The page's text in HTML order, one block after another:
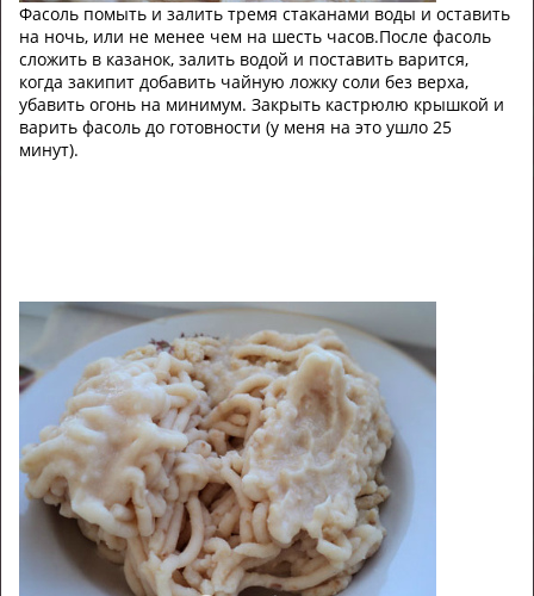
Фасоль помыть и залить тремя стаканами воды и оставить
на ночь, или не менее чем на шесть часов.После фасоль
сложить в казанок, залить водой и поставить варится,
когда закипит добавить чайную ложку соли без верха,
убавить огонь на минимум. Закрыть кастрюлю крышкой и
варить фасоль до готовности (у меня на это ушло 25
минут).